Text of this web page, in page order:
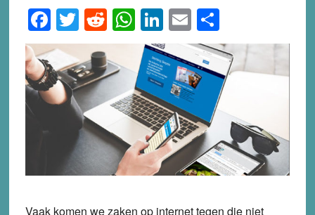
Facebook
Twitter
Reddit
WhatsApp
LinkedIn
EmailShare
Vaak komen we zaken op internet tegen die niet